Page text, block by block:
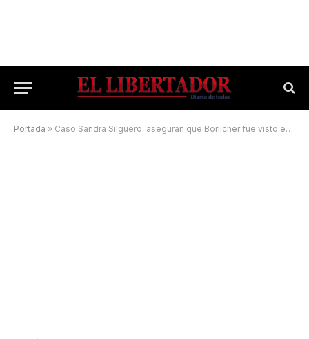
Portada » Caso Sandra Silguero: aseguran que Borlicher fue visto en la provincia